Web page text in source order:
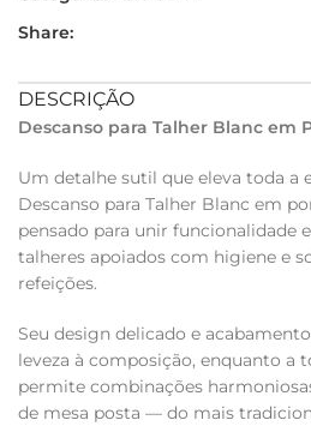
Share:
DESCRIÇÃO
Descanso para Talher Blanc em
Um detalhe sutil que eleva toda a
Descanso para Talher Blanc em
pensado para unir funcionalidade
talheres apoiados com higiene e
refeições.
Seu design delicado e
leveza à composição, enquanto a
permite combinações
de mesa posta — do mais